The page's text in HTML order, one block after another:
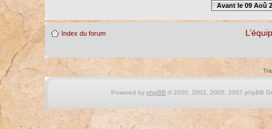
Avant le 09 Aoû
Index du forum
Powered by phpBB © 2000, 2002, 2005, 2007 phpBB